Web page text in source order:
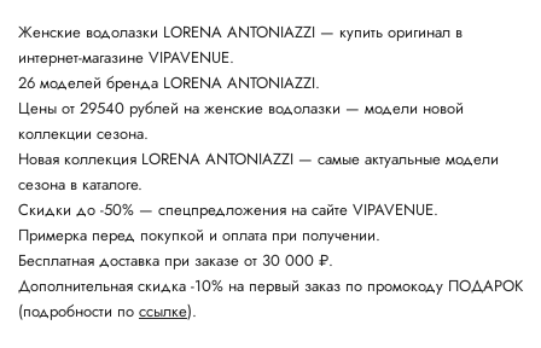
Женские водолазки LORENA ANTONIAZZI — купить оригинал в
интернет-магазине VIPAVENUE.
26 моделей бренда LORENA ANTONIAZZI.
Цены от 29540 рублей на женские водолазки — модели новой
коллекции сезона.
Новая коллекция LORENA ANTONIAZZI — самые актуальные модели
сезона в каталоге.
Скидки до -50% — спецпредложения на сайте VIPAVENUE.
Примерка перед покупкой и оплата при получении.
Бесплатная доставка при заказе от 30 000 ₽.
Дополнительная скидка -10% на первый заказ по промокоду ПОДАРОК
(подробности по ссылке).